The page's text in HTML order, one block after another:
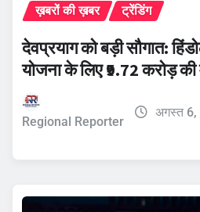
ख़बरों की ख़बर ट्रेंडिंग
देवप्रयाग को बड़ी सौगात:
योजना के लिए ₹9.72 करोड़
Regional Reporter
अगस्त 6,